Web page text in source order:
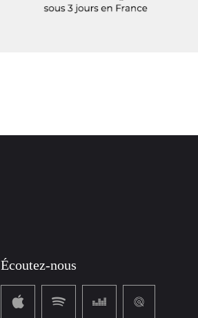
Écoutez-nous